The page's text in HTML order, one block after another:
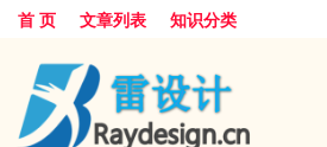
首 页 文章列表 知识分类